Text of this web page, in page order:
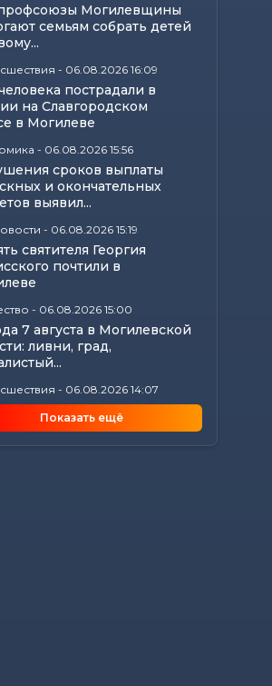
Могилевщины
семьям собрать детей
- 06.08.2026 16:09
пострадали в
на Славгородском
в Могилеве
- 06.08.2026 15:56
сроков выплаты
и окончательных
выявил...
- 06.08.2026 15:19
святителя Георгия
почтили в
- 06.08.2026 15:00
7 августа в Могилевской
ливни, град,
- 06.08.2026 14:07
районе
похитил с
около 100...
Показать ещё